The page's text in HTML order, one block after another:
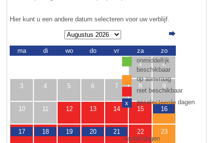
Hier kunt u een andere datum selecteren voor uw verblijf.
ma di wo do vr za
zo
1
2
3 4 5 6 7 8 9
10 11 12 13 14 15 16
17 18 19 20 21 22 23
onmiddellijk
beschikbaar
op aanvraag
niet beschikbaar
x
geselecteerde dagen
Aantal dagen